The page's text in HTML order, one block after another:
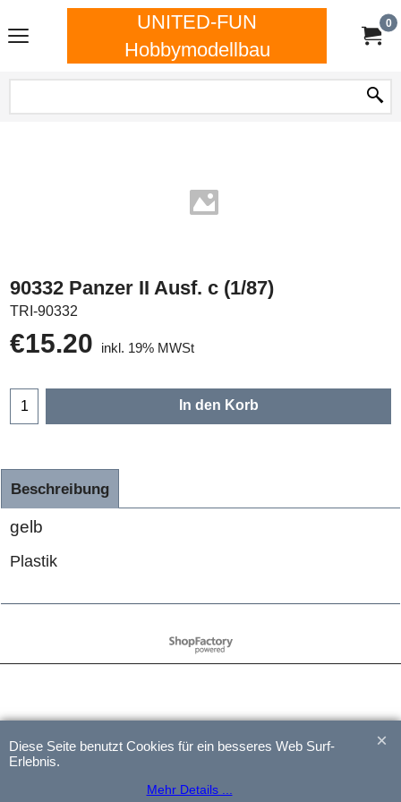
UNITED-FUN
Hobbymodellbau
0
90332 Panzer II Ausf. c (1/87)
TRI-90332
€15.20 inkl. 19% MWSt
In den Korb
Beschreibung
gelb
Plastik
WebShop erstellt mit
ShopFactory Shop
Diese Seite benutzt Cookies für ein besseres Web Surf-
Erlebnis.
Mehr Details ...